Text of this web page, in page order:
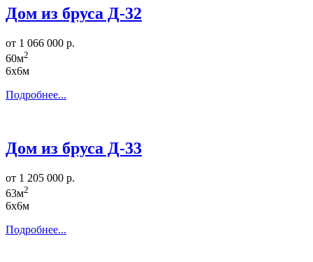
Дом из бруса Д-32
от 1 066 000 р.
60м2
6х6м
Подробнее...
Дом из бруса Д-33
от 1 205 000 р.
63м2
6х6м
Подробнее...